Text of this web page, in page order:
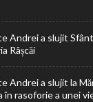
Andrei a slujit
Râșcăi
Andrei a slujit la
în rasoforie a unei